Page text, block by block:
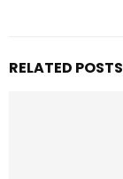
RELATED POSTS